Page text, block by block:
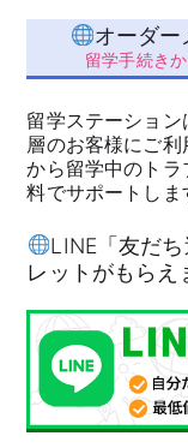
オーダー
留学手続き
留学ステーショ
層のお客様にご
から留学中のト
料でサポートしま
LINE「友だ
レットがもらえ